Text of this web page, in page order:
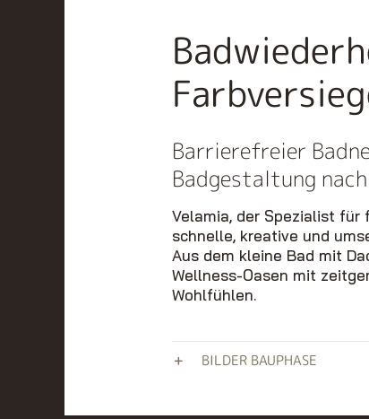
Barrierefreier
Badgestaltung
Velamia, der Spezialist
schnelle, kreative und
Aus dem kleine Bad mit
Wellness-Oasen mit
Wohlfühlen.
BILDER BAUPHASE